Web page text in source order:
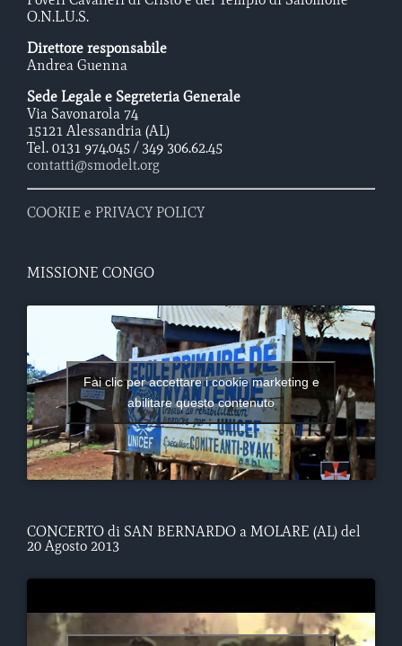
O.N.L.U.S.
Direttore responsabile
Andrea Guenna
Sede Legale e Segreteria Generale
Via Savonarola 74
15121 Alessandria (AL)
Tel. 0131 974.045 / 349 306.62.45
contatti@smodelt.org
COOKIE e PRIVACY POLICY
MISSIONE CONGO
Fai clic per accettare i cookie marketing e
abilitare questo contenuto
CONCERTO di SAN BERNARDO a MOLARE (AL) del
20 Agosto 2013